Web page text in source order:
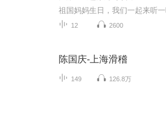
12 2600
陈国庆-上海滑稽
149 126.8万